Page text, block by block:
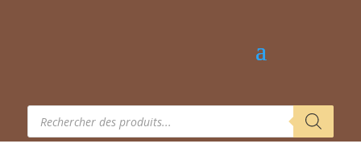
Recherche
produits